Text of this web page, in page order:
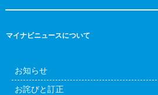
マイナビニュースについて
お知らせ
お詫びと訂正